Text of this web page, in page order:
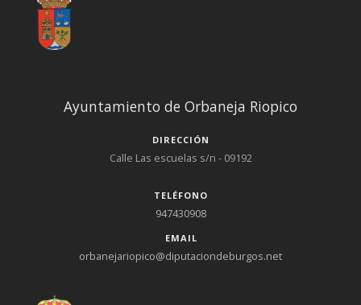
Ayuntamiento de Orbaneja Riopico
DIRECCIÓN
Calle Las escuelas s/n - 09192
TELÉFONO
947430908
EMAIL
orbanejariopico@diputaciondeburgos.net